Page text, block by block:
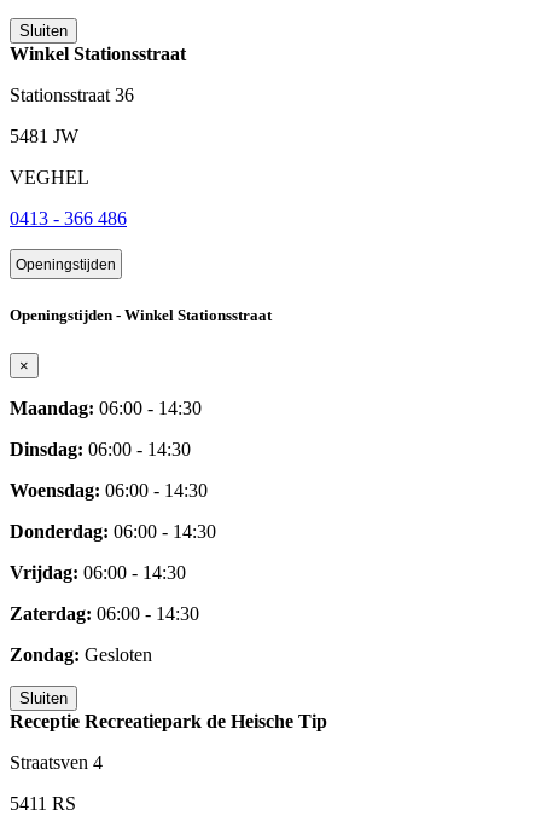
Sluiten
Winkel Stationsstraat
Stationsstraat 36
5481 JW
VEGHEL
0413 - 366 486
Openingstijden
Openingstijden - Winkel Stationsstraat
×
Maandag: 06:00 - 14:30
Dinsdag: 06:00 - 14:30
Woensdag: 06:00 - 14:30
Donderdag: 06:00 - 14:30
Vrijdag: 06:00 - 14:30
Zaterdag: 06:00 - 14:30
Zondag: Gesloten
Sluiten
Receptie Recreatiepark de Heische Tip
Straatsven 4
5411 RS